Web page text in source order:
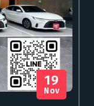
19
Nov